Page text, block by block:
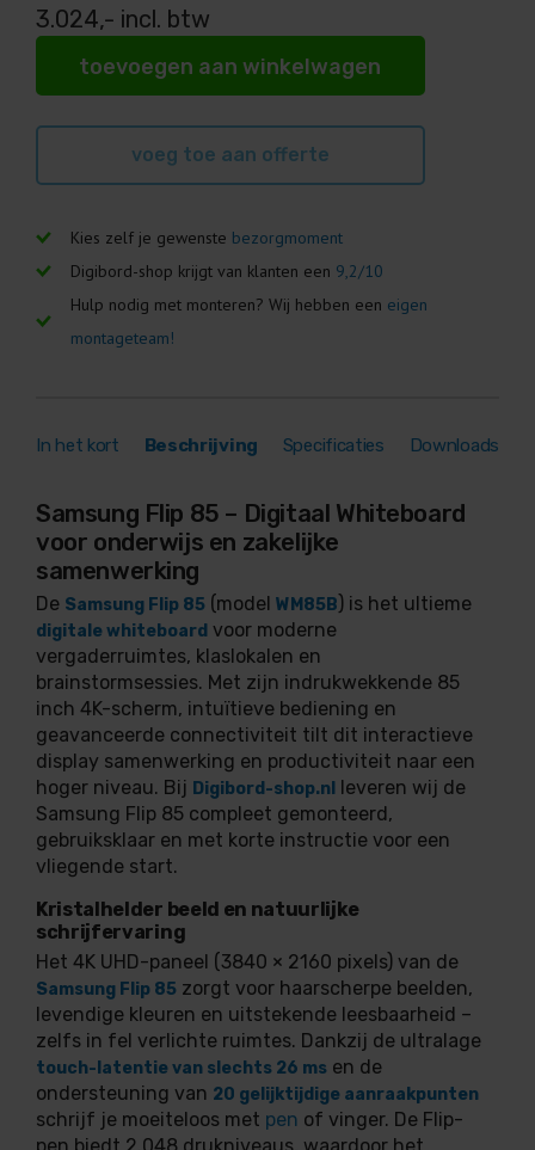
3.024,- incl. btw
toevoegen aan winkelwagen
voeg toe aan offerte
Kies zelf je gewenste bezorgmoment
Digibord-shop krijgt van klanten een 9,2/10
Hulp nodig met monteren? Wij hebben een eigen
montageteam!
In het kort Beschrijving Specificaties Downloads
Samsung Flip 85 – Digitaal Whiteboard
voor onderwijs en zakelijke
samenwerking
De Samsung Flip 85 (model WM85B) is het ultieme
digitale whiteboard voor moderne
vergaderruimtes, klaslokalen en
brainstormsessies. Met zijn indrukwekkende 85
inch 4K-scherm, intuïtieve bediening en
geavanceerde connectiviteit tilt dit interactieve
display samenwerking en productiviteit naar een
hoger niveau. Bij Digibord-shop.nl leveren wij de
Samsung Flip 85 compleet gemonteerd,
gebruiksklaar en met korte instructie voor een
vliegende start.
Kristalhelder beeld en natuurlijke
schrijfervaring
Het 4K UHD-paneel (3840 × 2160 pixels) van de
Samsung Flip 85 zorgt voor haarscherpe beelden,
levendige kleuren en uitstekende leesbaarheid –
zelfs in fel verlichte ruimtes. Dankzij de ultralage
touch-latentie van slechts 26 ms en de
ondersteuning van 20 gelijktijdige aanraakpunten
schrijf je moeiteloos met pen of vinger. De Flip-